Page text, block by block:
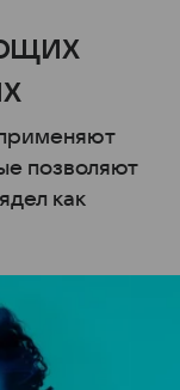
позволяют
как